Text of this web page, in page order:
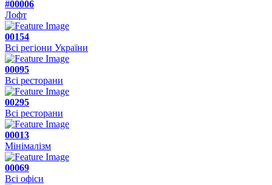
#00006
Лофт
00154
Всі регіони України
00095
Всі ресторани
00295
Всі ресторани
00013
Мінімалізм
00069
Всі офіси